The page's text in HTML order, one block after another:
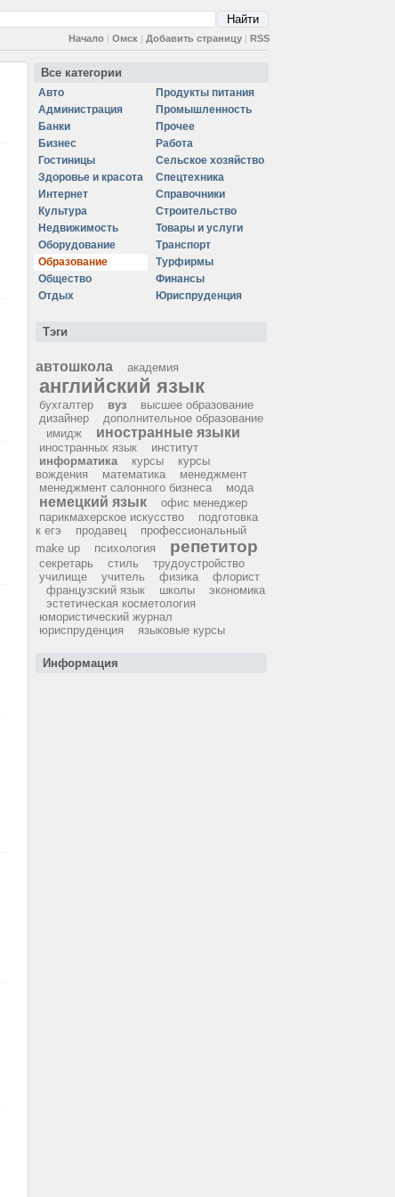
Начало | Омск | Добавить страницу | RSS
Все категории
Авто
Администрация
Банки
Бизнес
Гостиницы
Здоровье и красота
Интернет
Культура
Недвижимость
Оборудование
Образование
Общество
Отдых
Продукты питания
Промышленность
Прочее
Работа
Сельское хозяйство
Спецтехника
Справочники
Строительство
Товары и услуги
Транспорт
Турфирмы
Финансы
Юриспруденция
Тэги
автошкола академия
английский язык
бухгалтер вуз
высшее образование
дизайнер
дополнительное образование
имидж
иностранные языки
иностранных язык
институт
информатика
курсы
курсы
вождения
математика
менеджмент
менеджмент салонного бизнеса
мода
немецкий язык
офис менеджер
парикмахерское искусство
подготовка
к егэ
продавец
профессиональный
make up
психология репетитор
секретарь стиль
трудоустройство
училище
учитель физика
флорист
французский язык
школы
экономика
эстетическая косметология
юмористический журнал
юриспруденция
языковые курсы
Информация